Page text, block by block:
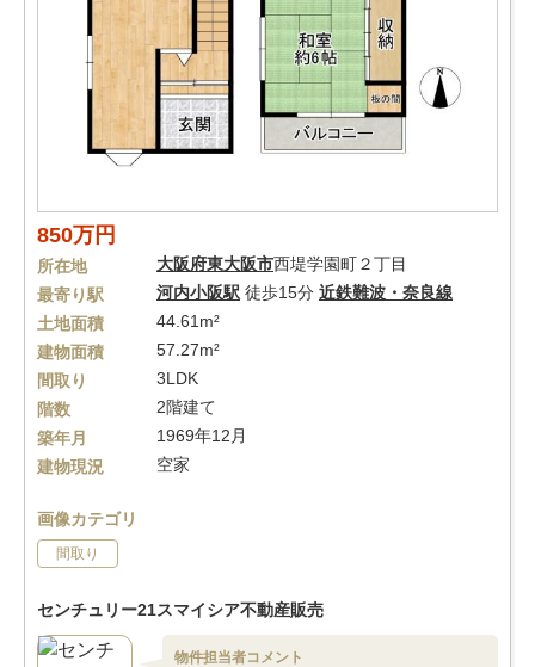
850万円
所在地 大阪府東大阪市西堤学園町２丁目
最寄り駅
河内小阪駅 徒歩15分 近鉄難波・奈良線
土地面積
44.61m²
建物面積
57.27m²
間取り
3LDK
階数
2階建て
築年月
1969年12月
建物現況
空家
画像カテゴリ
間取り
センチュリー21スマイシア不動産販売
物件担当者コメント